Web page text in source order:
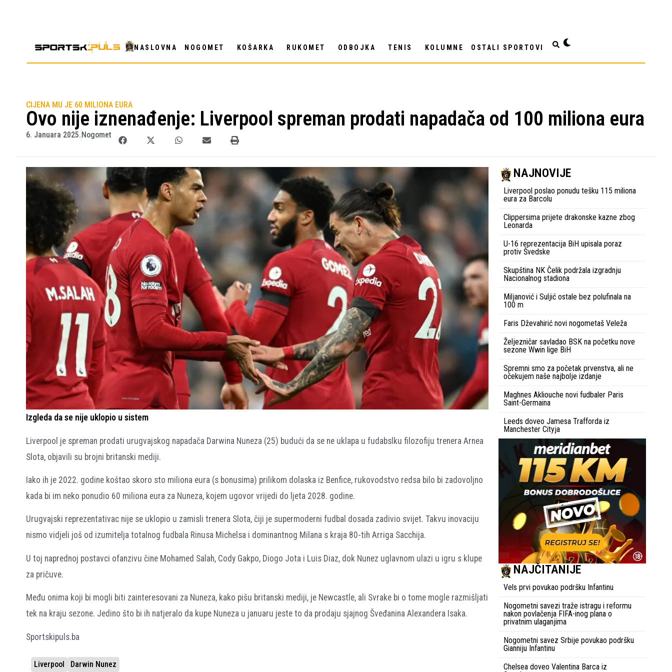
NASLOVNA NOGOMET KOŠARKA RUKOMET ODBOJKA TENIS KOLUMNE OSTALI SPORTOVI
CIJENA MU JE 60 MILIONA EURA
Ovo nije iznenađenje: Liverpool spreman prodati napadača od 100 miliona eura
6. Januara 2025.Nogomet
Izgleda da se nije uklopio u sistem
Liverpool je spreman prodati urugvajskog napadača Darwina Nuneza (25) budući da se ne uklapa u fudabslku filozofiju trenera Arnea
Slota, objavili su brojni britanski mediji.
Iako ih je 2022. godine koštao skoro sto miliona eura (s bonusima) prilikom dolaska iz Benfice, rukovodstvo redsa bilo bi zadovoljno
kada bi im neko ponudio 60 miliona eura za Nuneza, kojem ugovor vrijedi do ljeta 2028. godine.
Urugvajski reprezentativac nije se uklopio u zamisli trenera Slota, čiji je supermoderni fudbal dosada zadivio svijet. Takvu inovaciju
nismo vidjeli još od izumitelja totalnog fudbala Rinusa Michelsa i dominantnog Milana s kraja 80-tih Arriga Sacchija.
U toj naprednoj postavci ofanzivu čine Mohamed Salah, Cody Gakpo, Diogo Jota i Luis Diaz, dok Nunez uglavnom ulazi u igru s klupe
za pričuve.
Među onima koji bi mogli biti zainteresovani za Nuneza, kako pišu britanski mediji, je Newcastle, ali Svrake bi o tome mogle razmišljati
tek na kraju sezone. Jedino što bi ih natjeralo da kupe Nuneza u januaru jeste to da prodaju sjajnog Šveđanina Alexandera Isaka.
Sportskipuls.ba
Liverpool Darwin Nunez
NAJNOVIJE
Liverpool poslao ponudu tešku 115 miliona
eura za Barcolu
Clippersima prijete drakonske kazne zbog
Leonarda
U-16 reprezentacija BiH upisala poraz
protiv Švedske
Skupština NK Čelik podržala izgradnju
Nacionalnog stadiona
Miljanović i Suljić ostale bez polufinala na
100 m
Faris Dževahirić novi nogometaš Veleža
Željezničar savladao BSK na početku nove
sezone Wwin lige BiH
Spremni smo za početak prvenstva, ali ne
očekujem naše najbolje izdanje
Maghnes Akliouche novi fudbaler Paris
Saint-Germaina
Leeds doveo Jamesa Trafforda iz
Manchester Cityja
NAJČITANIJE
Vels prvi povukao podršku Infantinu
Nogometni savezi traže istragu i reformu
nakon povlačenja FIFA-inog plana o
privatnim ulaganjima
Nogometni savez Srbije povukao podršku
Gianniju Infantinu
Chelsea doveo Valentina Barca iz